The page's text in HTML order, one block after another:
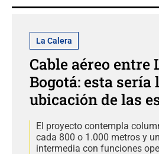
La Calera
Cable aéreo entre
Bogotá: esta
ubicación de las
El proyecto contempla
cada 800 o 1.000 metros y
intermedia con funciones